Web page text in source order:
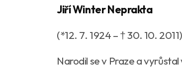
Jiří Winter Neprakta
(*12. 7. 1924 – † 30. 10. 2011)
Narodil se v Praze a